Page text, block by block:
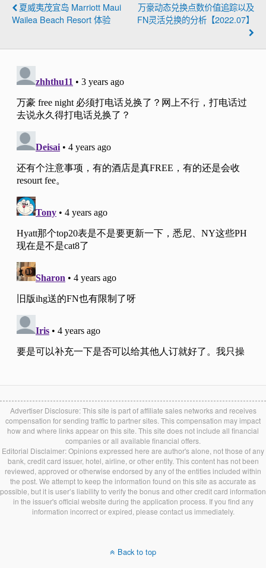
Club Carlson （信用卡已绝版）
夏威夷茂宜岛 Marriott Maui
Wailea Beach Resort 体验
万豪动态兑换点数价值追踪以及
FN灵活兑换的分析【2022.07】
Advertiser Disclosure: This site is part of affiliate sales networks and receives
compensation for sending traffic to partner sites. This compensation may impact
how and where links appear on this site. This site does not include all financial
companies or all available financial offers.
Editorial Disclaimer: Opinions expressed here are author's alone, not those of any
bank, credit card issuer, hotel, airline, or other entity. This content has not been
reviewed, approved or otherwise endorsed by any of the entities included within
the post. We attempt to keep the information found on this site as accurate as
possible, but it is user’s liability to verify the bonus and other credit card information
in the issuer's official website during the application process. If you find any
information incorrect or expired, please contact us immediately.
Back to top